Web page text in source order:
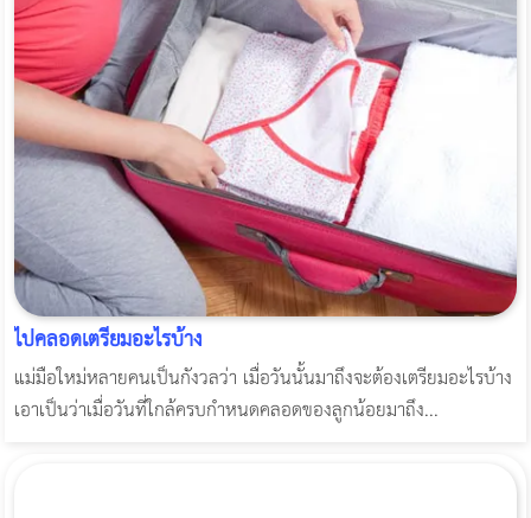
ไปคลอดเตรียมอะไรบ้าง
แม่มือใหม่หลายคนเป็นกังวลว่า เมื่อวันนั้นมาถึงจะต้องเตรียมอะไรบ้าง
เอาเป็นว่าเมื่อวันที่ใกล้ครบกำหนดคลอดของลูกน้อยมาถึง...